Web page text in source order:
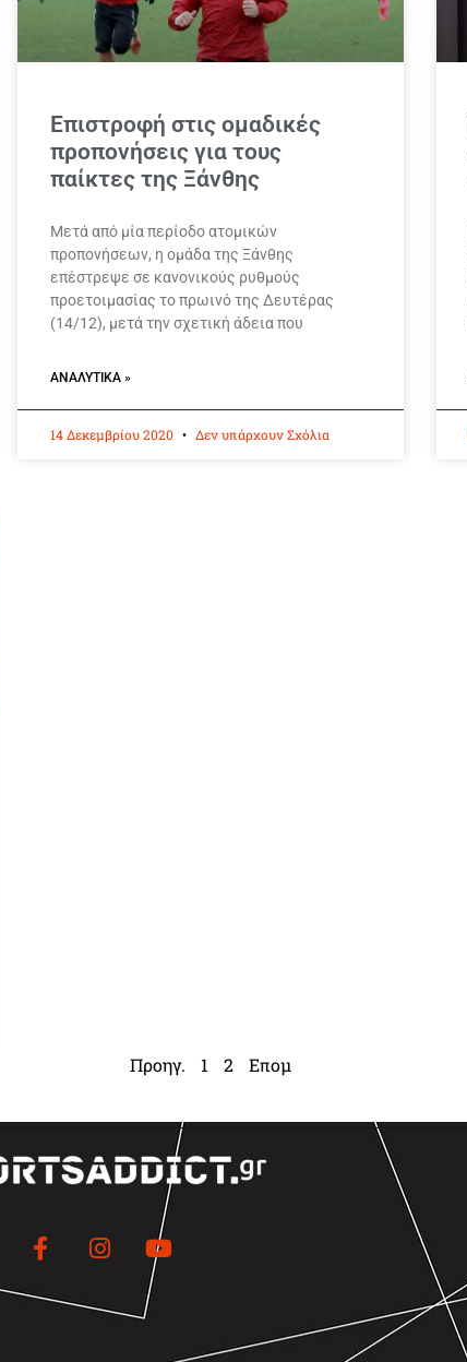
Επιστροφή στις ομαδικές
προπονήσεις για τους
παίκτες της Ξάνθης
Μετά από μία περίοδο ατομικών
προπονήσεων, η ομάδα της Ξάνθης
επέστρεψε σε κανονικούς ρυθμούς
προετοιμασίας το πρωινό της Δευτέρας
(14/12), μετά την σχετική άδεια που
ΑΝΑΛΥΤΙΚΆ »
14 Δεκεμβρίου 2020 Δεν υπάρχουν Σχόλια
Προηγ. 1 2 Επομ